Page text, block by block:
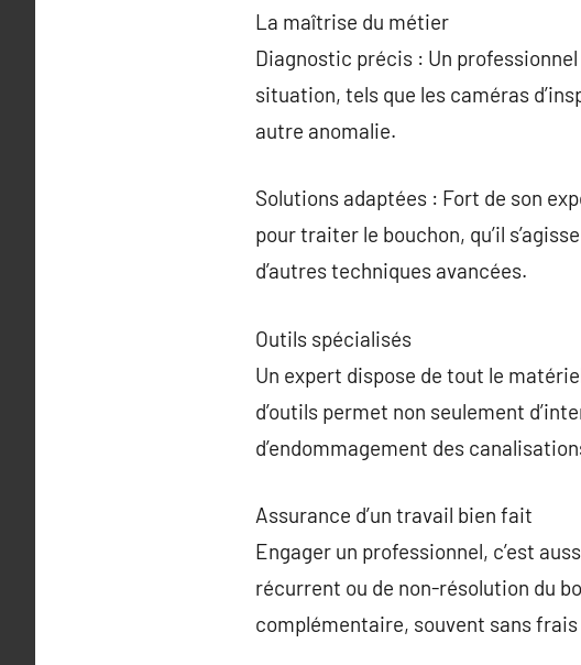
La maîtrise du métier
Diagnostic précis : Un
situation, tels que les caméras
autre anomalie.
Solutions adaptées : Fort de son
pour traiter le bouchon, qu’il
d’autres techniques avancées.
Outils spécialisés
Un expert dispose de tout le
d’outils permet non seulement
d’endommagement des
Assurance d’un travail bien fait
Engager un professionnel, c’est
récurrent ou de non-résolution du
complémentaire, souvent sans